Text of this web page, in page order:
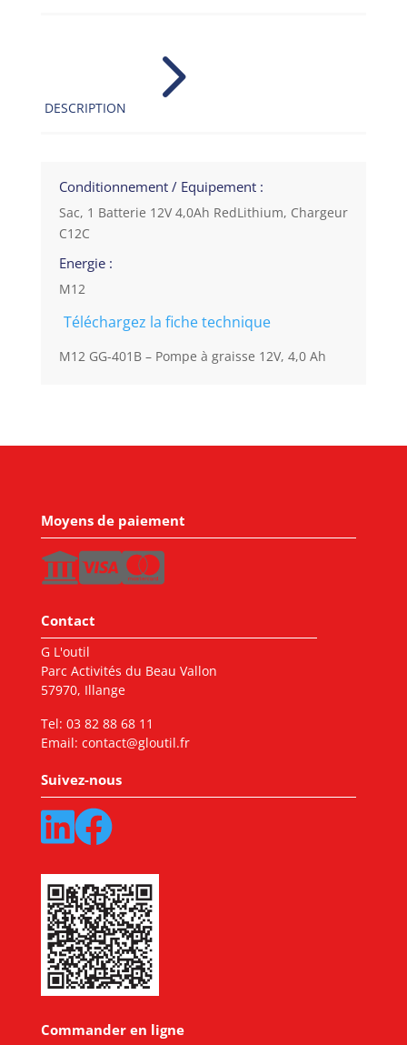
DESCRIPTION 5
Conditionnement / Equipement :
Sac, 1 Batterie 12V 4,0Ah RedLithium, Chargeur
C12C
Energie :
M12
Téléchargez la fiche technique
M12 GG-401B – Pompe à graisse 12V, 4,0 Ah
Moyens de paiement
Contact
G L'outil
Parc Activités du Beau Vallon
57970, Illange
Tel: 03 82 88 68 11
Email: contact@gloutil.fr
Suivez-nous
Commander en ligne